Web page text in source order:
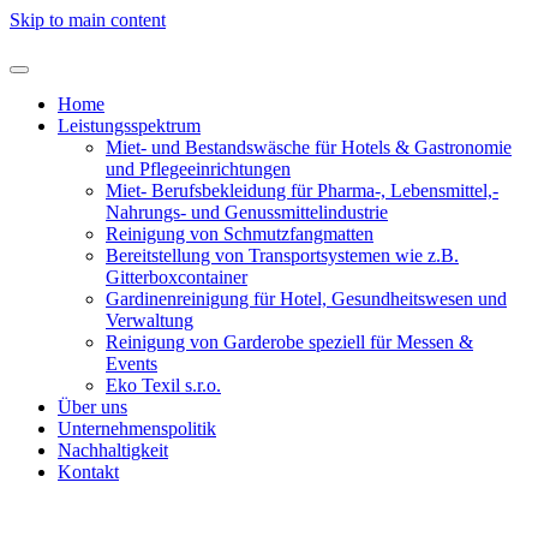
Skip to main content
Home
Leistungsspektrum
Miet- und Bestandswäsche für Hotels & Gastronomie
und Pflegeeinrichtungen
Miet- Berufsbekleidung für Pharma-, Lebensmittel,-
Nahrungs- und Genussmittelindustrie
Reinigung von Schmutzfangmatten
Bereitstellung von Transportsystemen wie z.B.
Gitterboxcontainer
Gardinenreinigung für Hotel, Gesundheitswesen und
Verwaltung
Reinigung von Garderobe speziell für Messen &
Events
Eko Texil s.r.o.
Über uns
Unternehmenspolitik
Nachhaltigkeit
Kontakt